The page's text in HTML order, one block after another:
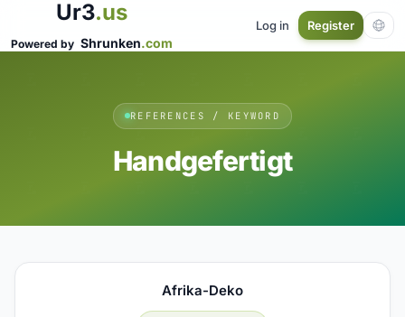
Ur3.us
Powered by Shrunken.com
Log in Register
REFERENCES / KEYWORD
Handgefertigt
Afrika-Deko